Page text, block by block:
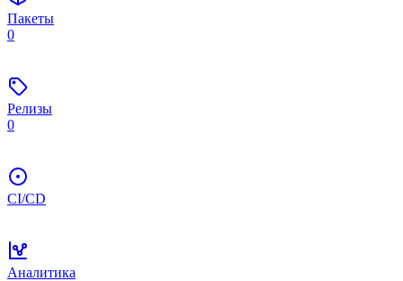
Пакеты
0
Релизы
0
CI/CD
Аналитика